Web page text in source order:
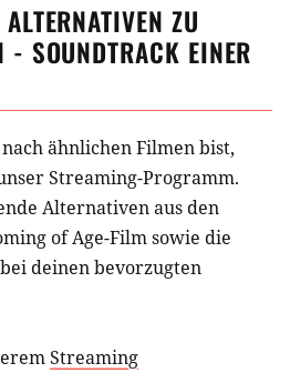
ZU
SOUNDTRACK EINER
ähnlichenFilmenbist,
Streaming-Programm.
Alternativen aus den
of Age-Filmsowie die
deinen bevorzugten
Streaming